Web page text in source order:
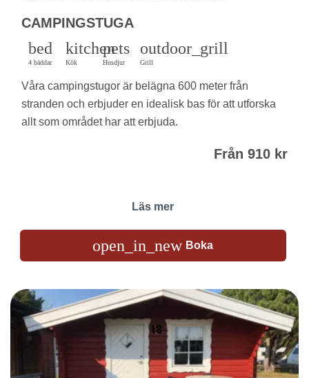
CAMPINGSTUGA
bed
4 bäddar
kitchen
Kök
pets
Husdjur
outdoor_grill
Grill
Våra campingstugor är belägna 600 meter från
stranden och erbjuder en idealisk bas för att utforska
allt som området har att erbjuda.
Från 910 kr
Läs mer
open_in_new Boka